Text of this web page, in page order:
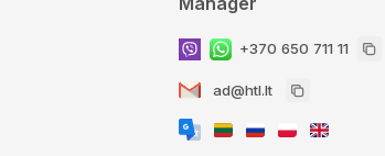
+370 650 711 11
ad@htl.lt